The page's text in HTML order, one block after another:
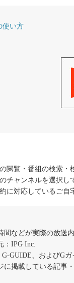
使い方
閲覧・番組の検索・
チャンネルを選択し
に対応しているご自
間などが実際の放送
：IPG Inc.
GUIDE、およびG
に掲載している記事